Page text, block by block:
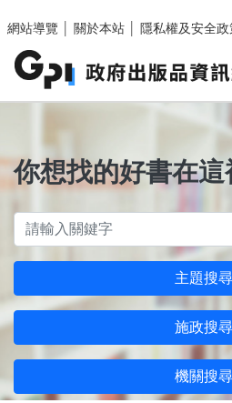
網站導覽
關於本站 隱私權及安全政
你想找的好書在這
主題搜尋
施政搜尋
機關搜尋